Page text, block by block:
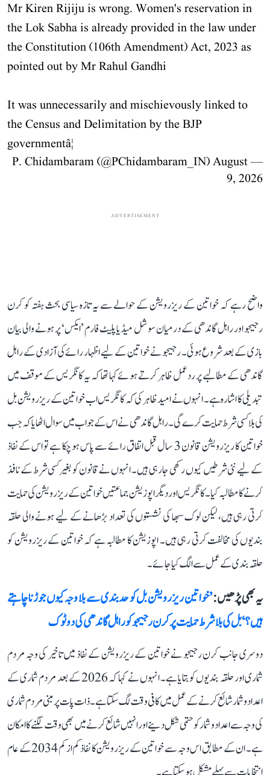
Mr Kiren Rijiju is wrong. Women's reservation in
the Lok Sabha is already provided in the law under
the Constitution (106th Amendment) Act, 2023 as
pointed out by Mr Rahul Gandhi
It was unnecessarily and mischievously linked to
the Census and Delimitation by the BJP
governmentâ¦
— P. Chidambaram (@PChidambaram_IN)
August
9, 2026
ADVERTISEMENT
واضح رہے کہ خواتین کے ریزرویشن کے حوالے سے یہ تازہ سیاسی بحث ہفتہ کو کرن
رجیجو اور راہل گاندھی کے درمیان سوشل میڈیا پلیٹ فارم ’ایکس‘ پر ہونے والی بیان
بازی کے بعد شروع ہوئی۔ رجیجو نے خواتین کے لیے اظہار رائے کی آزادی کے راہل
گاندھی کے مطالبے پر ردعمل ظاہر کرتے ہوئے کہا تھا کہ یہ کانگریس کے موقف میں
تبدیلی کا اشارہ ہے۔ انہوں نے امید ظاہر کی کہ کانگریس اب خواتین کے ریزرویشن بل
کی بلا کسی شرط حمایت کرے گی۔ راہل گاندھی نے اس کے جواب میں سوال اٹھایا کہ جب
خواتین کا ریزرویشن قانون 3 سال قبل اتفاق رائے سے پاس ہو چکا ہے تو اس کے نفاذ
کے لیے نئی شرطیں کیوں رکھی جا رہی ہیں۔ انہوں نے قانون کو بغیر کسی شرط کے نافذ
کرنے کا مطالبہ کیا۔ کانگریس اور دیگر اپوزیشن جماعتیں خواتین کے ریزرویشن کی حمایت
کرتی رہی ہیں، لیکن لوک سبھا کی نشستوں کی تعداد بڑھانے کے لیے ہونے والی حلقہ
بندیوں کی مخالفت کرتی رہی ہیں۔ اپوزیشن کا مطالبہ ہے کہ خواتین کے ریزرویشن کو
حلقہ بندی کے عمل سے الگ کیا جائے۔
یہ بھی پڑھیں :’خواتین ریزرویشن بل کو حدبندی سے بلا وجہ کیوں جوڑنا چاہتے
ہیں؟‘ بل کی بلا شرط حمایت پر کرن رجیجو کو راہل گاندھی کی دوٹوک
دوسری جانب کرن رجیجو نے خواتین کے ریزرویشن کے نفاذ میں تاخیر کی وجہ مردم
شماری اور حلقہ بندیوں کو بتایا ہے۔ انہوں نے کہا کہ 2026 کے بعد مردم شماری کے
اعداد و شمار شائع کرنے کے عمل میں کافی وقت لگ سکتا ہے۔ ذات پات پر مبنی مردم شماری
کی وجہ سے اعداد و شمار کو حتمی شکل دینے اور انہیں شائع کرنے میں بھی وقت لگنے کا امکان
ہے۔ ان کے مطابق اس وجہ سے خواتین کے ریزرویشن کا نفاذ کم از کم 2034 کے عام